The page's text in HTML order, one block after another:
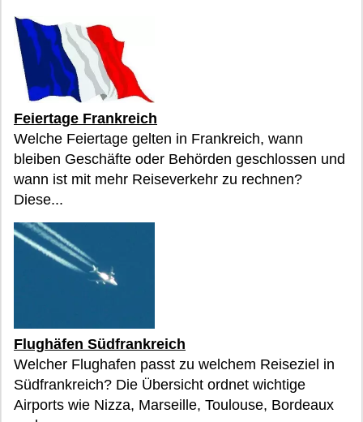
Feiertage Frankreich
Welche Feiertage gelten in Frankreich, wann
bleiben Geschäfte oder Behörden geschlossen und
wann ist mit mehr Reiseverkehr zu rechnen?
Diese...
Flughäfen Südfrankreich
Welcher Flughafen passt zu welchem Reiseziel in
Südfrankreich? Die Übersicht ordnet wichtige
Airports wie Nizza, Marseille, Toulouse, Bordeaux